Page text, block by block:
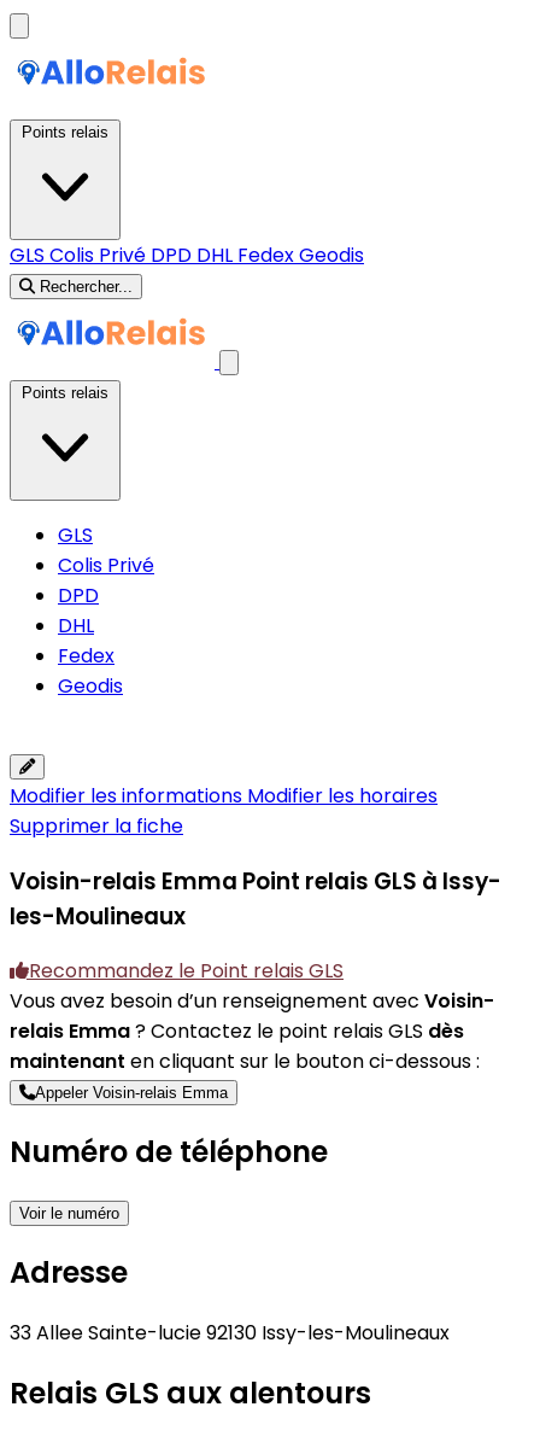
GLS Colis Privé DPD DHL FedexGeodis
Rechercher...
GLS
Colis Privé
DPD
DHL
Fedex
Geodis
Modifier les informations Modifier les horaires
Supprimer la fiche
Voisin-relais Emma Point relais GLS à Issy-
les-Moulineaux
Recommandez le Point relais GLS
Vous avez besoin d’un renseignement avec Voisin-
relais Emma? Contactez le point relais GLS dès
maintenant en cliquant sur le bouton ci-dessous :
Appeler Voisin-relais Emma
Numéro de téléphone
Voir le numéro
Adresse
33 Allee Sainte-lucie 92130 Issy-les-Moulineaux
Relais GLS aux alentours